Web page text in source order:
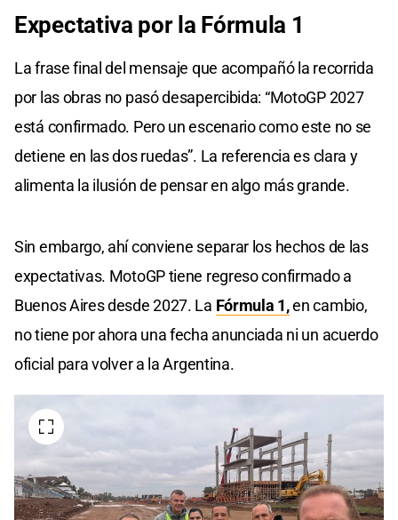
Expectativa por la Fórmula 1
La frase final del mensaje que acompañó la recorrida
por las obras no pasó desapercibida: “MotoGP 2027
está confirmado. Pero un escenario como este no se
detiene en las dos ruedas”. La referencia es clara y
alimenta la ilusión de pensar en algo más grande.
Sin embargo, ahí conviene separar los hechos de las
expectativas. MotoGP tiene regreso confirmado a
Buenos Aires desde 2027. La Fórmula 1,en cambio,
no tiene por ahora una fecha anunciada ni un acuerdo
oficial para volver a la Argentina.